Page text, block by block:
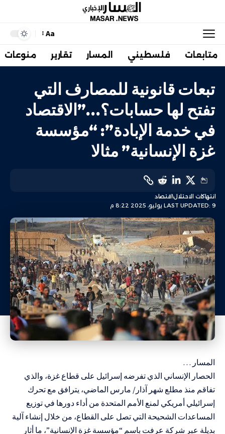
Aa
متابعات فلسطيني المسار تقارير منوعات
تبعات قانونية للمصارف التي
تفتح لها حسابات؟…”الاقتصاد
في خدمة الإبادة”: “مؤسسة
غزة الإنسانية” مثالا
LAST UPDATED: 9 يوليو، 2025 8:22 م
انتهاكات الاحتلالاقتصاد
المسار …
الحصار الإنساني الذي تفرضه إسرائيل على قطاع غزة، والذي
تفاقم منذ مطلع شهر آذار/ مارس الماضي، يترافق مع تحرك
إسرائيلي أمريكي لمنع الأمم المتحدة من أداء دورها في توزيع
المساعدات الشحيحة التي تصل على القطاع، من خلال إنشاء آلية
بديلة عبر شركة عرفت باسم “مؤسسة غزة الإنسانية”، ما أثار